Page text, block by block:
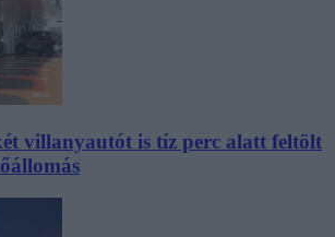
villanyautót is tíz perc alatt feltölt